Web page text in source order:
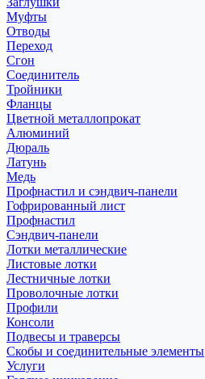
Муфты
Отводы
Переход
Сгон
Соединитель
Тройники
Фланцы
Цветной металлопрокат
Алюминий
Дюраль
Латунь
Медь
Профнастил и сэндвич-панели
Гофрированный лист
Профнастил
Сэндвич-панели
Лотки металлические
Листовые лотки
Лестничные лотки
Проволочные лотки
Профили
Консоли
Подвесы и траверсы
Скобы и соединительные элементы
Услуги